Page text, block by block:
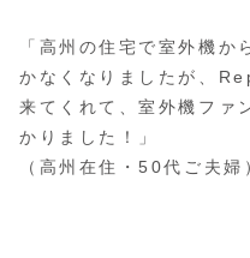
「高州の住宅で室外機か
かなくなりましたが、
来てくれて、室外機ファ
かりました！」
（高州在住・50代ご夫婦